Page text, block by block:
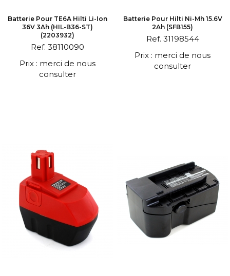
Batterie Pour TE6A Hilti Li-Ion
36V 3Ah (HIL-B36-ST)
(2203932)
Ref. 38110090
Prix : merci de nous
consulter
Batterie Pour Hilti Ni-Mh 15.6V
2Ah (SFB155)
Ref. 31198544
Prix : merci de nous
consulter